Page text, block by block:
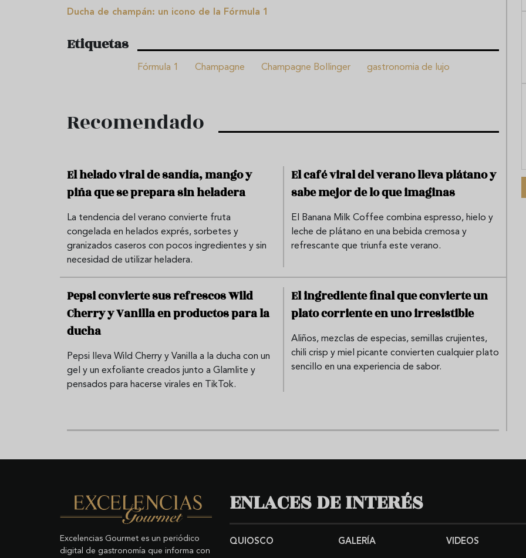
Ducha de champán: un icono de la Fórmula 1
Etiquetas
Fórmula 1 Champagne Champagne Bollinger gastronomia de lujo
Recomendado
El helado viral de sandía, mango y
piña que se prepara sin heladera
La tendencia del verano convierte fruta
congelada en helados exprés, sorbetes y
granizados caseros con pocos ingredientes y sin
necesidad de utilizar heladera.
El café viral del verano lleva plátano y
sabe mejor de lo que imaginas
El Banana Milk Coffee combina espresso, hielo y
leche de plátano en una bebida cremosa y
refrescante que triunfa este verano.
Pepsi convierte sus refrescos Wild
Cherry y Vanilla en productos para la
ducha
Pepsi lleva Wild Cherry y Vanilla a la ducha con un
gel y un exfoliante creados junto a Glamlite y
pensados para hacerse virales en TikTok.
El ingrediente final que convierte un
plato corriente en uno irresistible
Aliños, mezclas de especias, semillas crujientes,
chili crisp y miel picante convierten cualquier plato
sencillo en una experiencia de sabor.
Excelencias Gourmet es un periódico
digital de gastronomía que informa con
ENLACES DE INTERÉS
QUIOSCO GALERÍA VIDEOS